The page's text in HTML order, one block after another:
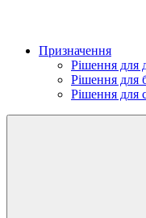
Призначення
Рішення для
Рішення для
Рішення для